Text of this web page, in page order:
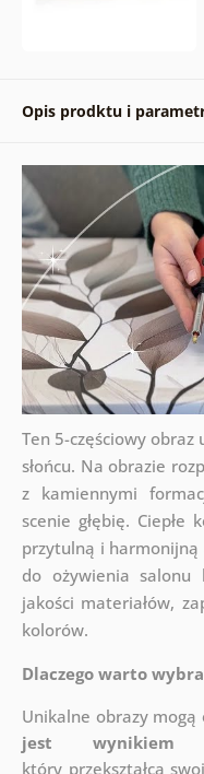
Opis prodktu i
Ten 5-częściowy
słońcu. Na obrazie
z kamiennymi
scenie głębię. Ciepłe
przytulną i
do ożywienia salonu
jakości materiałów,
kolorów.
Dlaczego warto
Unikalne obrazy mogą
jest wynikiem
który przekształca